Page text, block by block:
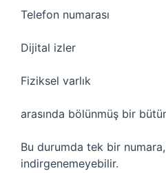
Telefon numarası
Dijital izler
Fiziksel varlık
arasında bölünmüş bir
Bu durumda tek bir
indirgenemeyebilir.